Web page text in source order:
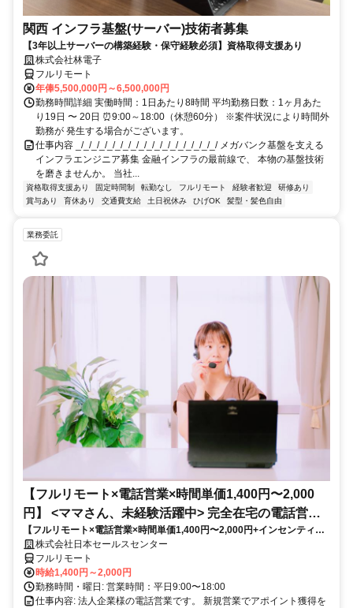
関西 インフラ基盤(サーバー)技術者募集
【3年以上サーバーの構築経験・保守経験必須】資格取得支援あり
株式会社林電子
フルリモート
年俸5,500,000円～6,500,000円
勤務時間詳細 実働時間：1日あたり8時間 平均勤務日数：1ヶ月あた
り19日 〜 20日 ⏰9:00～18:00（休憩60分） ※案件状況により時間外
勤務が 発生する場合がございます。
仕事内容 _/_/_/_/_/_/_/_/_/_/_/_/_/_/_/_/_/_/ メガバンク基盤を支える
インフラエンジニア募集 金融インフラの最前線で、 本物の基盤技術
を磨きませんか。 当社...
資格取得支援あり 固定時間制 転勤なし フルリモート 経験者歓迎
研修あり
賞与あり
育休あり 交通費支給 土日祝休み ひげOK 髪型・髪色自由
業務委託
【フルリモート×電話営業×時間単価1,400円〜2,000
円】 <ママさん、未経験活躍中> 完全在宅の電話営業
で家庭と仕事の両立を実現
【フルリモート×電話営業×時間単価1,400円〜2,000円+インセンティブ
あり】 ＜ママさん、未経験活躍中＞ 完全在宅の電話営業で家庭と仕事の
両立を実現
株式会社日本セールスセンター
フルリモート
時給1,400円～2,000円
勤務時間・曜日: 営業時間：平日9:00〜18:00
仕事内容: 法人企業様の電話営業です。 新規営業でアポイント獲得を